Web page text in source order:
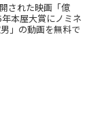
された映画「億
本屋大賞にノミネ
」の動画を無料で